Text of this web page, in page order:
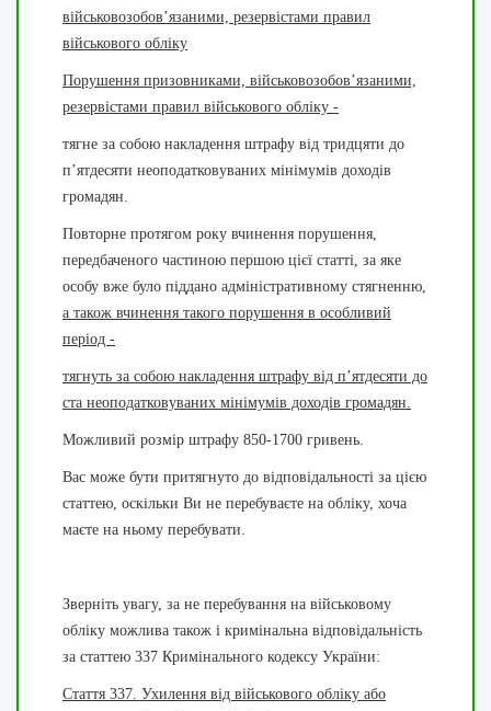
військовозобов’язаними, резервістами правил
військового обліку
Порушення призовниками, військовозобов’язаними,
резервістами правил військового обліку -
тягне за собою накладення штрафу від тридцяти до
п’ятдесяти неоподатковуваних мінімумів доходів
громадян.
Повторне протягом року вчинення порушення,
передбаченого частиною першою цієї статті, за яке
особу вже було піддано адміністративному стягненню,
а також вчинення такого порушення в особливий
період -
тягнуть за собою накладення штрафу від п’ятдесяти до
ста неоподатковуваних мінімумів доходів громадян.
Можливий розмір штрафу 850-1700 гривень.
Вас може бути притягнуто до відповідальності за цією
статтею, оскільки Ви не перебуваєте на обліку, хоча
маєте на ньому перебувати.
Зверніть увагу, за не перебування на військовому
обліку можлива також і кримінальна відповідальність
за статтею 337 Кримінального кодексу України:
Стаття 337. Ухилення від військового обліку або